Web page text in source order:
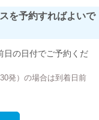
を予約すればよいで
日の日付でご予約くだ
発）の場合は到着日前